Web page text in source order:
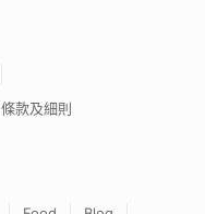
條款及細則